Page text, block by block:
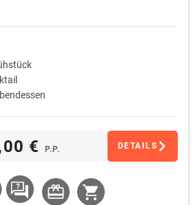
€ P.P. DETAILS